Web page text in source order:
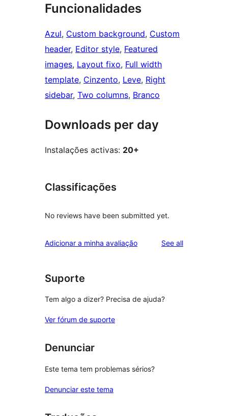
Funcionalidades
Azul, Custom background, Custom
header, Editor style, Featured
images, Layout fixo, Full width
template, Cinzento, Leve, Right
sidebar, Two columns, Branco
Downloads per day
Instalações activas: 20+
Classificações
No reviews have been submitted yet.
Adicionar a minha avaliação See allreviews
Suporte
Tem algo a dizer? Precisa de ajuda?
Ver fórum de suporte
Denunciar
Este tema tem problemas sérios?
Denunciar este tema